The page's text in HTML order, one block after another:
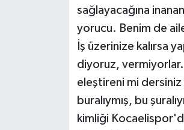
sağlayacağına
yorucu. Benim de
İş üzerinize kalırsa
diyoruz,
eleştireni mi
buralıymış, bu
kimliği